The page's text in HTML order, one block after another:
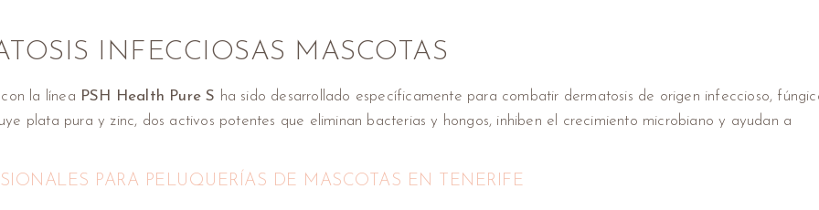
INFECCIOSAS MASCOTAS
con la línea PSH Health Pure S ha sido desarrollado específicamente para combatir dermatosis de origen infeccioso,
plata pura y zinc, dos activos potentes que eliminan bacterias y hongos, inhiben el crecimiento microbiano y ayudan a
PARA PELUQUERÍAS DE MASCOTAS EN TENERIFE